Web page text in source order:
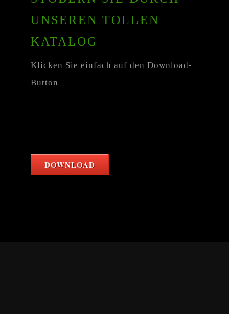
UNSEREN TOLLEN
KATALOG
Klicken Sie einfach auf den Download-
Button
DOWNLOAD